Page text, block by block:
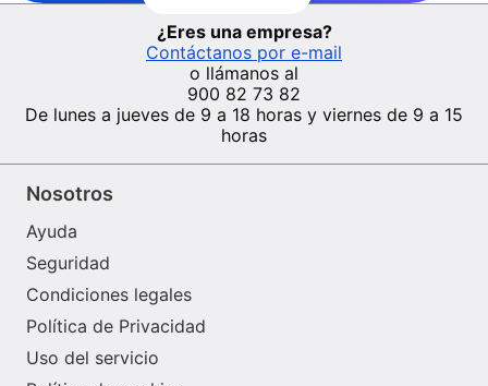
¿Eres una empresa?
Contáctanos por e-mail
o llámanos al
900 82 73 82
De lunes a jueves de 9 a 18 horas y viernes de 9 a 15
horas
Nosotros
Ayuda
Seguridad
Condiciones legales
Política de Privacidad
Uso del servicio